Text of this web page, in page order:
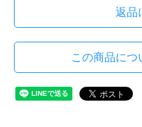
返品
この商品につ